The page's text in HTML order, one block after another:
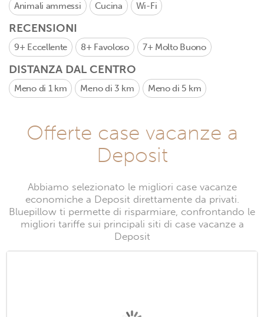
Animali ammessi Cucina Wi-Fi
RECENSIONI
9+ Eccellente 8+ Favoloso 7+ Molto Buono
DISTANZA DAL CENTRO
Meno di 1 km Meno di 3 km Meno di 5 km
Offerte case vacanze a
Deposit
Abbiamo selezionato le migliori case vacanze
economiche a Deposit direttamente da privati.
Bluepillow ti permette di risparmiare, confrontando le
migliori tariffe sui principali siti di case vacanze a
Deposit